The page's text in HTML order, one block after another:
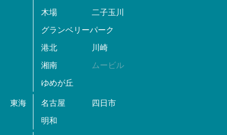
木場 二子玉川
グランベリーパーク
港北 川崎
湘南 ムービル
ゆめが丘
東海 名古屋 四日市
明和